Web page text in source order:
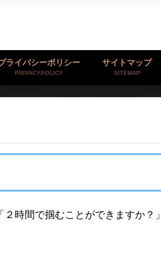
ライバシーポリシー
PRIVACYPOLICY
サイトマップ
SITEMAP
時間で掴むことができますか？」